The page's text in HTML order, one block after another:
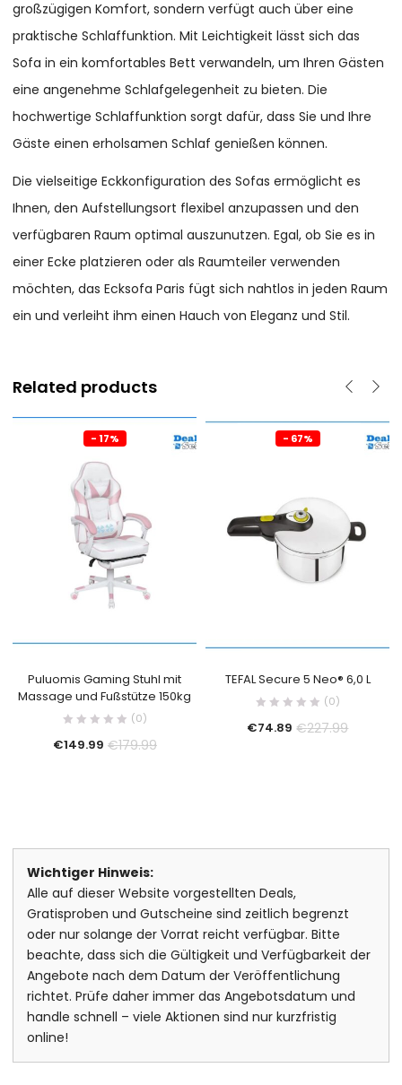
großzügigen Komfort, sondern verfügt auch über eine
praktische Schlaffunktion. Mit Leichtigkeit lässt sich das
Sofa in ein komfortables Bett verwandeln, um Ihren Gästen
eine angenehme Schlafgelegenheit zu bieten. Die
hochwertige Schlaffunktion sorgt dafür, dass Sie und Ihre
Gäste einen erholsamen Schlaf genießen können.
Die vielseitige Eckkonfiguration des Sofas ermöglicht es
Ihnen, den Aufstellungsort flexibel anzupassen und den
verfügbaren Raum optimal auszunutzen. Egal, ob Sie es in
einer Ecke platzieren oder als Raumteiler verwenden
möchten, das Ecksofa Paris fügt sich nahtlos in jeden Raum
ein und verleiht ihm einen Hauch von Eleganz und Stil.
Related products
- 17%
Puluomis Gaming Stuhl mit
Massage und Fußstütze 150kg
(0)
€149.99 €179.99
- 67%
TEFAL Secure 5 Neo® 6,0 L
(0)
€74.89 €227.99
Wichtiger Hinweis:
Alle auf dieser Website vorgestellten Deals,
Gratisproben und Gutscheine sind zeitlich begrenzt
oder nur solange der Vorrat reicht verfügbar. Bitte
beachte, dass sich die Gültigkeit und Verfügbarkeit der
Angebote nach dem Datum der Veröffentlichung
richtet. Prüfe daher immer das Angebotsdatum und
handle schnell – viele Aktionen sind nur kurzfristig
online!